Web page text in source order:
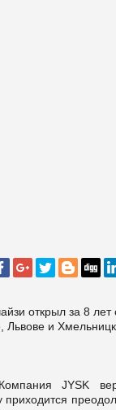
открыл за 8 лет
Львове и
JYSK
приходится